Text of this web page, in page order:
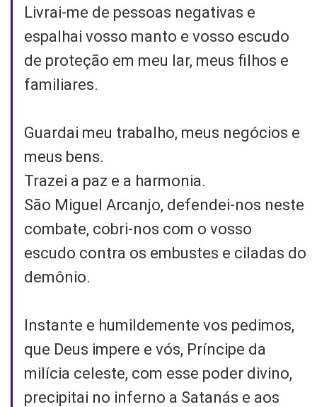
Livrai-me de pessoas negativas e
espalhai vosso manto e vosso escudo
de proteção em meu lar, meus filhos e
familiares.
Guardai meu trabalho, meus negócios e
meus bens.
Trazei a paz e a harmonia.
São Miguel Arcanjo, defendei-nos neste
combate, cobri-nos com o vosso
escudo contra os embustes e ciladas do
demônio.
Instante e humildemente vos pedimos,
que Deus impere e vós, Príncipe da
milícia celeste, com esse poder divino,
precipitai no inferno a Satanás e aos